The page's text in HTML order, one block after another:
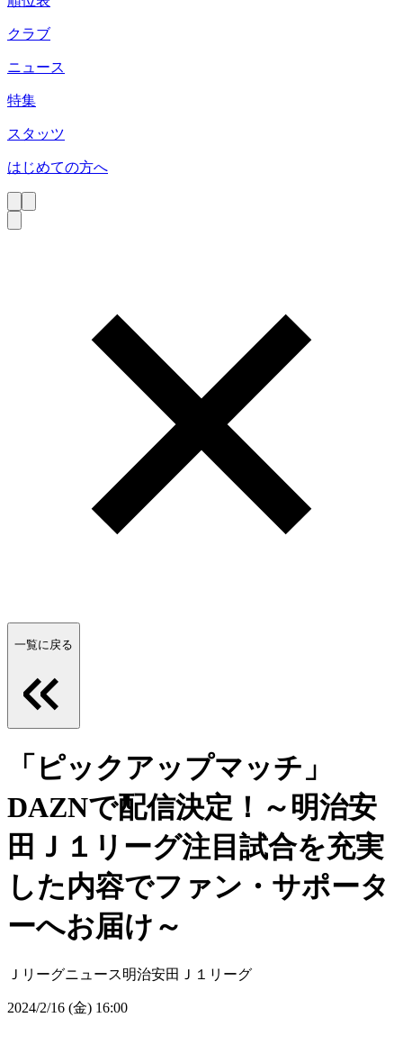
クラブ
ニュース
特集
スタッツ
はじめての方へ
一覧に戻る
「ピックアップマッチ」
DAZNで配信決定！～明治安
田Ｊ１リーグ注目試合を充実
した内容でファン・サポータ
ーへお届け～
Ｊリーグニュース明治安田Ｊ１リーグ
2024/2/16 (金) 16:00